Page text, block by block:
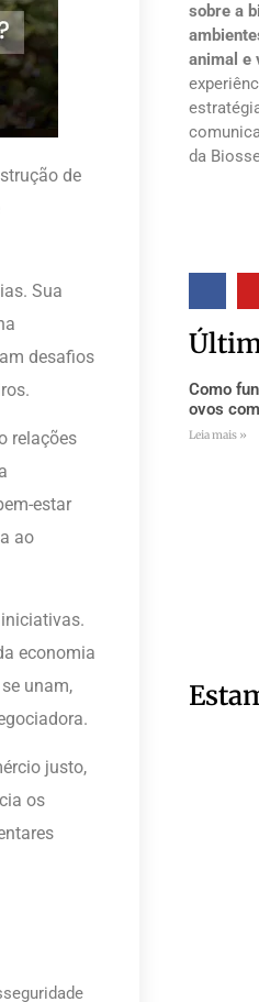
de
Sua
desafios
relações
estar
ao
economia
unam,
justo,
os
sobre a
animal e
da
Como
ovos
Leia mais »